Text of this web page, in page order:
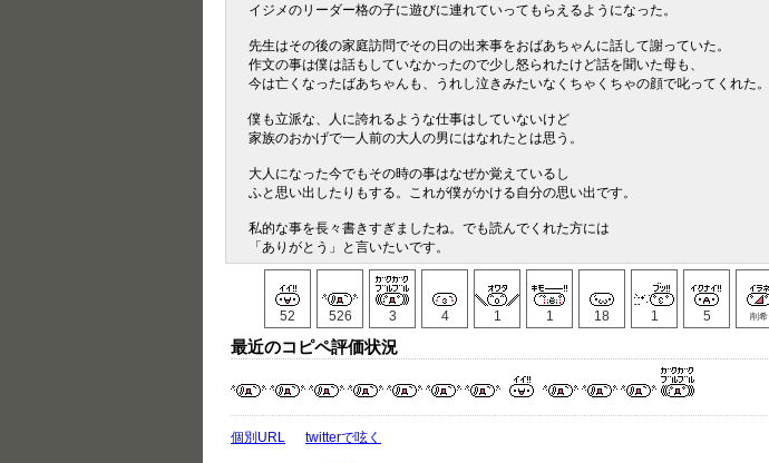
イジメのリーダー格の子に遊びに連れていってもらえるようになった。
先生はその後の家庭訪問でその日の出来事をおばあちゃんに話して謝っていた。
作文の事は僕は話もしていなかったので少し怒られたけど話を聞いた母も、
今は亡くなったばあちゃんも、うれし泣きみたいなくちゃくちゃの顔で叱ってくれた。
僕も立派な、人に誇れるような仕事はしていないけど
家族のおかげで一人前の大人の男にはなれたとは思う。
大人になった今でもその時の事はなぜか覚えているし
ふと思い出したりもする。これが僕がかける自分の思い出です。
私的な事を長々書きすぎましたね。でも読んでくれた方には
「ありがとう」と言いたいです。
52 526 3 4 1 1 18 1 5 削希
最近のコピペ評価状況
個別URL twitterで呟く